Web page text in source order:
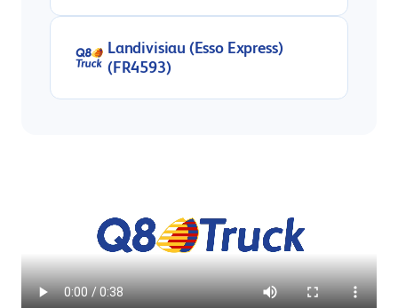
Landivisiau (Esso Express)
(FR4593)